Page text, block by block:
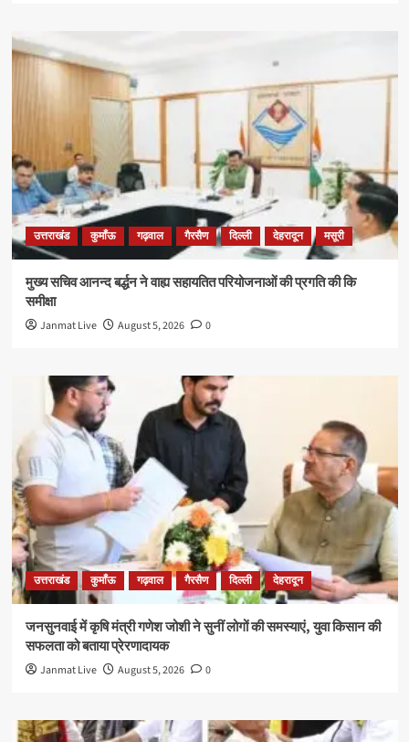
उत्तराखंड कुमाँऊ गढ़वाल गैरसैण दिल्ली देहरादून मसूरी
मुख्य सचिव आनन्द बर्द्धन ने वाह्य सहायतित परियोजनाओं की प्रगति की कि
समीक्षा
Janmat Live August 5, 2026 0
उत्तराखंड कुमाँऊ गढ़वाल गैरसैण दिल्ली देहरादून
जनसुनवाई में कृषि मंत्री गणेश जोशी ने सुनीं लोगों की समस्याएं, युवा किसान की
सफलता को बताया प्रेरणादायक
Janmat Live August 5, 2026 0